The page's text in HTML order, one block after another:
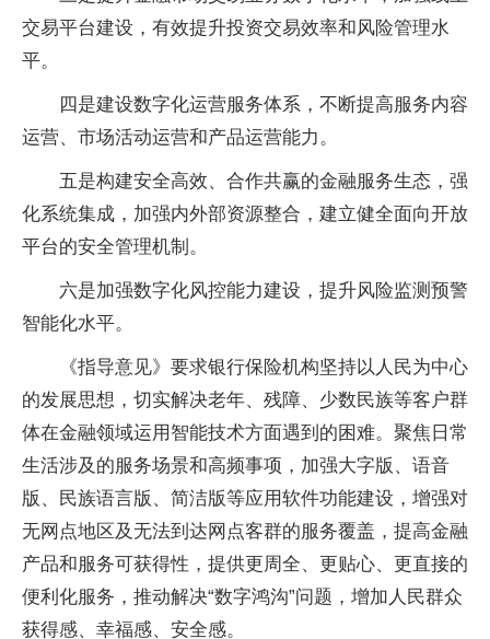
交易平台建设，有效提升投资交易效率和风险管理水
平。
四是建设数字化运营服务体系，不断提高服务内容
运营、市场活动运营和产品运营能力。
五是构建安全高效、合作共赢的金融服务生态，强
化系统集成，加强内外部资源整合，建立健全面向开放
平台的安全管理机制。
六是加强数字化风控能力建设，提升风险监测预警
智能化水平。
《指导意见》要求银行保险机构坚持以人民为中心
的发展思想，切实解决老年、残障、少数民族等客户群
体在金融领域运用智能技术方面遇到的困难。聚焦日常
生活涉及的服务场景和高频事项，加强大字版、语音
版、民族语言版、简洁版等应用软件功能建设，增强对
无网点地区及无法到达网点客群的服务覆盖，提高金融
产品和服务可获得性，提供更周全、更贴心、更直接的
便利化服务，推动解决“数字鸿沟”问题，增加人民群众
获得感、幸福感、安全感。